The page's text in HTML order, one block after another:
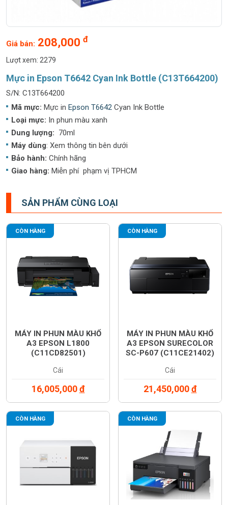
Mực in Epson T6642 Cyan Ink Bottle (C13T664200)
S/N: C13T664200
Mã mực: Mực in Epson T6642 Cyan Ink Bottle
Loại mực: In phun màu xanh
Dung lượng: 70ml
Máy dùng: Xem thông tin bên dưới
Bảo hành: Chính hãng
Giao hàng: Miễn phí phạm vị TPHCM
Giá bán: 208,000 đ
Lượt xem: 2279
SẢN PHẨM CÙNG LOẠI
CÒN HÀNG
MÁY IN PHUN MÀU KHỔ
A3 EPSON L1800
(C11CD82501)
Cái
16,005,000đ
CÒN HÀNG
MÁY IN PHUN MÀU KHỔ
A3 EPSON SURECOLOR
SC-P607 (C11CE21402)
Cái
21,450,000đ
CÒN HÀNG CÒN HÀNG